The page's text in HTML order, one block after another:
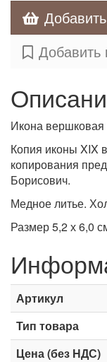
Добавить
Икона
Копия иконы XIX
копирования
Борисович.
Медное литье.
Размер 5,2 х 6,0
Артикул
Тип товара
Цена (без НДС)